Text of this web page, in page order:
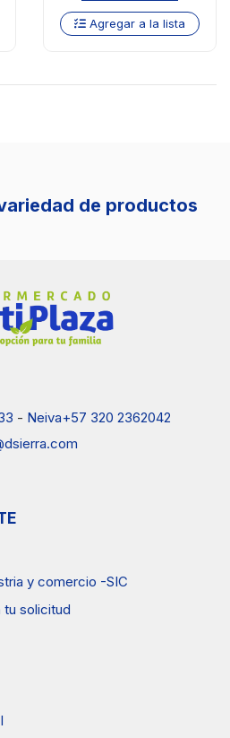
Agregar a la lista
de productos
- Neiva+57 320 2362042
y comercio -SIC
tu solicitud